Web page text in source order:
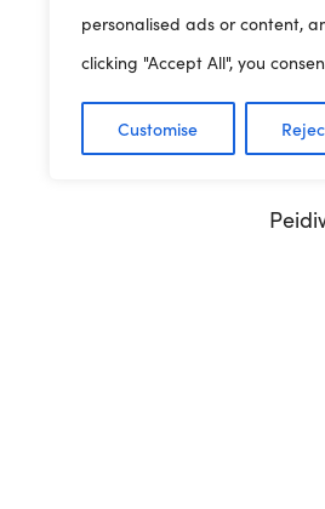
personalised ads or content,
clicking "Accept All", you
Customise
hyd